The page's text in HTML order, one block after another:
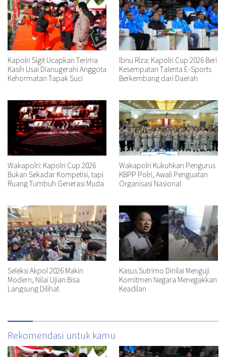
Kapolri Sigit Ucapkan Terima
Kasih Usai Dianugerahi Anggota
Kehormatan Tapak Suci
Ibnu Riza: Kapolri Cup 2026 Beri
Kesempatan Talenta E-Sports
Berkembang dari Daerah
Wakapolri: Kapolri Cup 2026
Bukan Sekadar Kompetisi, tapi
Ruang Tumbuh Generasi Muda
Wakapolri Kukuhkan Pengurus
KBPP Polri, Awali Penguatan
Organisasi Nasional
Seleksi Akpol 2026 Makin
Modern, Nilai Ujian Bisa
Langsung Dilihat
Kasus Sutrimo Dinilai Menguji
Komitmen Negara Menegakkan
Keadilan
Rekomendasi untuk kamu